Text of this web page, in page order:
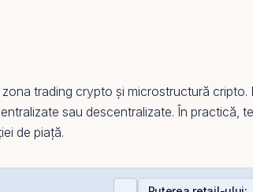
trading crypto și microstructură cripto.
sau descentralizate. În practică,
de piață.